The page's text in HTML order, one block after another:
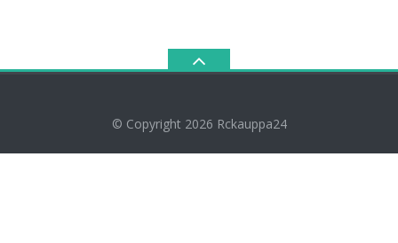
© Copyright 2026 Rckauppa24